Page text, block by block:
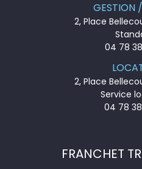
GESTION
2, Place
04 78
2, Place
Service
04 78
FRANCHET